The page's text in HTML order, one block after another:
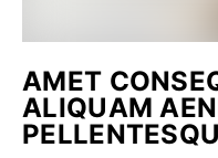
AMET
ALIQUAM